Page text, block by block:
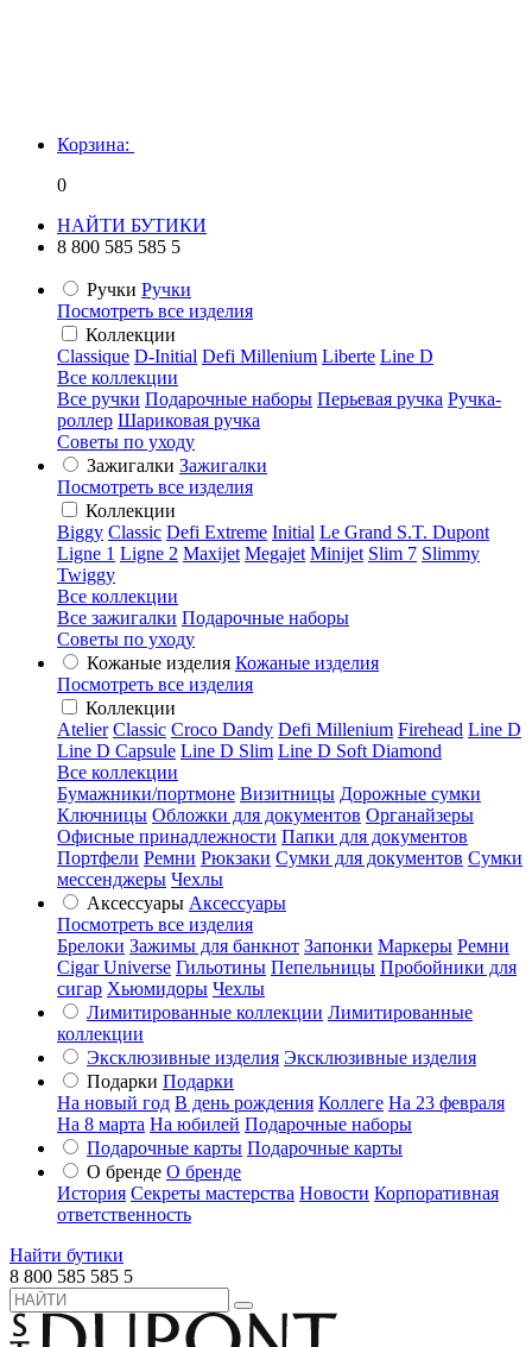
Корзина:
0
НАЙТИ БУТИКИ
8 800 585 585 5
Ручки Ручки
Посмотреть все изделия
Коллекции
Classique D-Initial Defi Millenium Liberte Line D
Все коллекции
Все ручки Подарочные наборы Перьевая ручка Ручка-
роллер Шариковая ручка
Советы по уходу
Зажигалки Зажигалки
Посмотреть все изделия
Коллекции
Biggy Classic Defi Extreme Initial Le Grand S.T. Dupont
Ligne 1 Ligne 2 Maxijet Megajet Minijet Slim 7 Slimmy
Twiggy
Все коллекции
Все зажигалки Подарочные наборы
Советы по уходу
Кожаные изделия Кожаные изделия
Посмотреть все изделия
Коллекции
Atelier Classic Croco Dandy Defi Millenium Firehead Line D
Line D Capsule Line D Slim Line D Soft Diamond
Все коллекции
Бумажники/портмоне Визитницы Дорожные сумки
Ключницы Обложки для документов Органайзеры
Офисные принадлежности Папки для документов
Портфели Ремни Рюкзаки Сумки для документов Сумки
мессенджеры Чехлы
Аксессуары Аксессуары
Посмотреть все изделия
Брелоки Зажимы для банкнот Запонки Маркеры Ремни
Cigar Universe Гильотины Пепельницы Пробойники для
сигар Хьюмидоры Чехлы
Лимитированные коллекции Лимитированные
коллекции
Эксклюзивные изделия Эксклюзивные изделия
Подарки Подарки
На новый год В день рождения Коллеге На 23 февраля
На 8 марта На юбилей Подарочные наборы
Подарочные карты Подарочные карты
О бренде О бренде
История Секреты мастерства Новости Корпоративная
ответственность
Найти бутики
8 800 585 585 5